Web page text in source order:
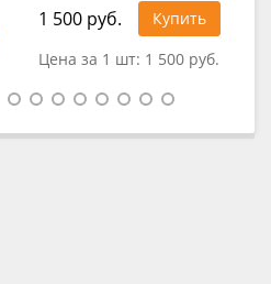
1 500 руб.
Купить
Цена за 1 шт: 1 500 руб.